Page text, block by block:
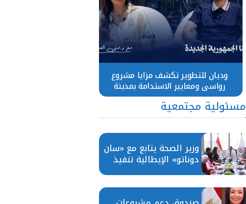
وديان للتطوير تكشف مزايا مشروع
رواسي ومعايير الاستدامة بمدينة
السادات
مسئولية مجتمعية
وزير الصحة يتابع مع «سان
دوناتو» الإيطالية تنفيذ